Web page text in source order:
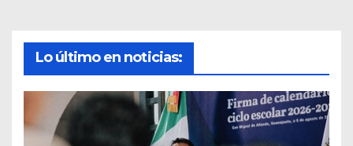
Lo último en noticias: